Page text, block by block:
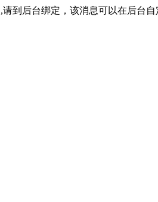
到后台绑定，该消息可以在后台自